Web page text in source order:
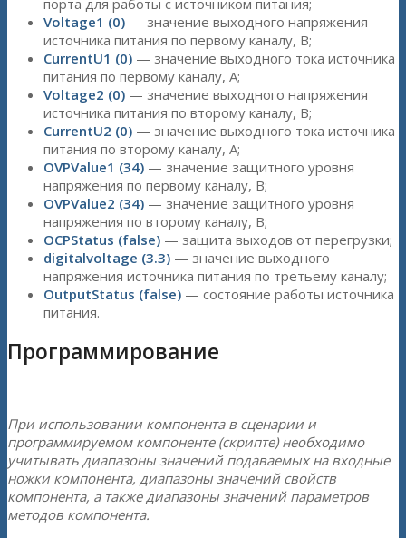
Voltage1 (0) — значение выходного напряжения
источника питания по первому каналу, В;
CurrentU1 (0) — значение выходного тока источника
питания по первому каналу, А;
Voltage2 (0) — значение выходного напряжения
источника питания по второму каналу, В;
CurrentU2 (0) — значение выходного тока источника
питания по второму каналу, А;
OVPValue1 (34) — значение защитного уровня
напряжения по первому каналу, В;
OVPValue2 (34) — значение защитного уровня
напряжения по второму каналу, В;
OCPStatus (false) — защита выходов от перегрузки;
digitalvoltage (3.3) — значение выходного
напряжения источника питания по третьему каналу;
OutputStatus (false) — состояние работы источника
питания.
Программирование
При использовании компонента в сценарии и
программируемом компоненте (скрипте) необходимо
учитывать диапазоны значений подаваемых на входные
ножки компонента, диапазоны значений свойств
компонента, а также диапазоны значений параметров
методов компонента.